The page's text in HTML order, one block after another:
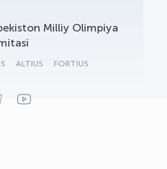
Milliy Olimpiya
ALTIUS FORTIUS